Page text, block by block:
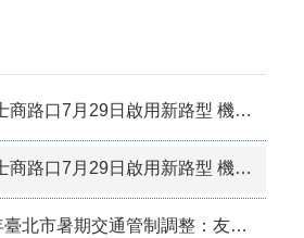
7月29日啟用新路型 機車道變多、汽車綠燈變長，請用路人小心通行
7月29日啟用新路型 機車道變多、汽車綠燈變長，請用路人小心通行
交通管制調整：友善機車，縮短750處路口紅燈秒數並取消學校周邊行人專用時相